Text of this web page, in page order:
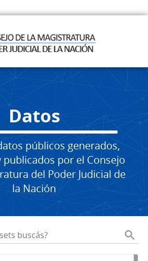
Datos
públicos generados,
publicados por el Consejo
del Poder Judicial de
la Nación